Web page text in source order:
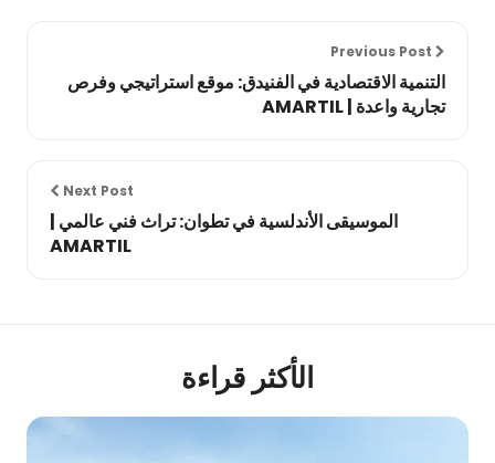
التنمية الاقتصادية في الفنيدق: موقع استراتيجي وفرص
تجارية واعدة | AMARTIL
Next Post
الموسيقى الأندلسية في تطوان: تراث فني عالمي |
AMARTIL
الأكثر قراءة